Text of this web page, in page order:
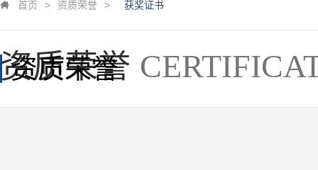
资质荣誉
首页 > 资质荣誉 > 获奖证书
资质荣誉